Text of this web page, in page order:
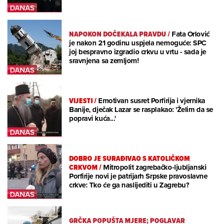
NAPOKON DOČEKALA PRAVDU/Fata Orlović
je nakon 21 godinu uspjela nemoguće: SPC
joj bespravno izgradio crkvu u vrtu - sada je
sravnjena sa zemljom!
VIJESTI/Emotivan susret Porfirija i vjernika
Banije, dječak Lazar se rasplakao: 'Želim da se
popravi kuća...'
DOBRO JE SURAĐIVAO S KATOLIČKOM
CRKVOM/Mitropolit zagrebačko-ljubljanski
Porfirije novi je patrijarh Srpske pravoslavne
crkve: Tko će ga naslijediti u Zagrebu?
GRČKA POPUŠTA MJERE; POGLAVAR